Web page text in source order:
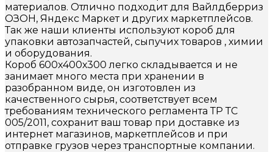
материалов. Отлично подходит для Вайлдберриз
ОЗОН, Яндекс Маркет и других маркетплейсов.
Так же наши клиенты используют короб для
упаковки автозапчастей, сыпучих товаров , химии
и оборудования.
Короб 600х400х300 легко складывается и не
занимает много места при хранении в
разобранном виде, он изготовлен из
качественного сырья, соответствует всем
требованиям технического регламента ТР ТС
005/2011, сохранит ваш товар при доставке из
интернет магазинов, маркетплейсов и при
отправке грузов через транспортные компании.